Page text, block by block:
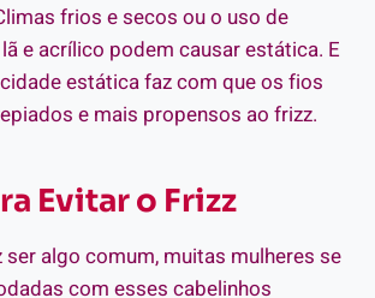
frios e secos ou o uso de
e acrílico podem causar estática. E
estática faz com que os fios
e mais propensos ao frizz.
Evitar o Frizz
algo comum, muitas mulheres se
com esses cabelinhos